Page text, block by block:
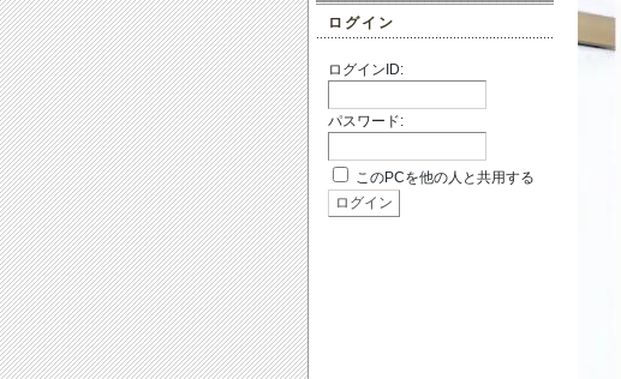
ログイン
ログインID:
パスワード:
このPCを他の人と共用する